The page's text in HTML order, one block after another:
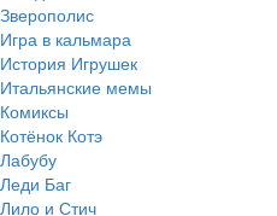
Зверополис
Игра в кальмара
История Игрушек
Итальянские мемы
Комиксы
Котёнок Котэ
Лабубу
Леди Баг
Лило и Стич